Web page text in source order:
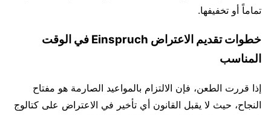
تماماً أو تخفيفها.
خطوات تقديم الاعتراض Einspruch في الوقت
المناسب
إذا قررت الطعن، فإن الالتزام بالمواعيد الصارمة هو مفتاح
النجاح، حيث لا يقبل القانون أي تأخير في الاعتراض على كتالوج